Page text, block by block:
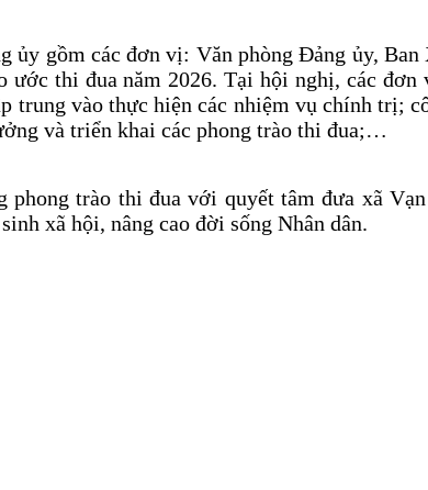
ủy gồm các đơn vị: Văn phòng Đảng ủy,
thi đua năm 2026. Tại hội nghị, các đơn
trung vào thực hiện các nhiệm vụ chính trị;
và triển khai các phong trào thi đua;…
trào thi đua với quyết tâm đưa xã
xã hội, nâng cao đời sống Nhân dân.